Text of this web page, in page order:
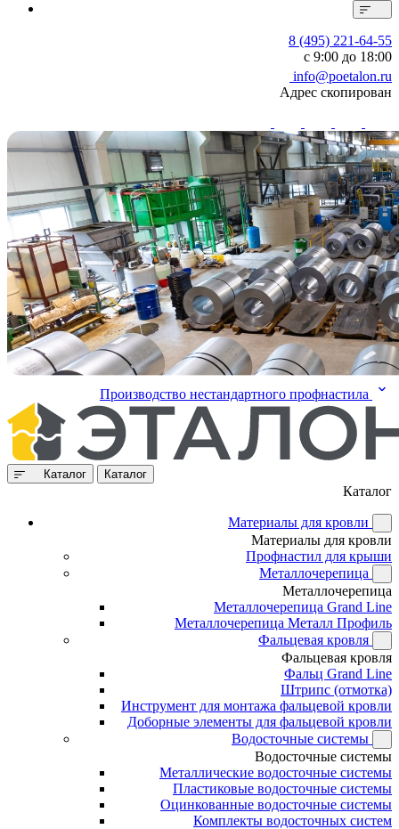
8 (495) 221-64-55
с 9:00 до 18:00
info@poetalon.ru
Адрес скопирован
Производство нестандартного профнастила
Каталог Каталог
Каталог
Материалы для кровли
Материалы для кровли
Профнастил для крыши
Металлочерепица
Металлочерепица
Металлочерепица Grand Line
Металлочерепица Металл Профиль
Фальцевая кровля
Фальцевая кровля
Фальц Grand Line
Штрипс (отмотка)
Инструмент для монтажа фальцевой кровли
Доборные элементы для фальцевой кровли
Водосточные системы
Водосточные системы
Металлические водосточные системы
Пластиковые водосточные системы
Оцинкованные водосточные системы
Комплекты водосточных систем